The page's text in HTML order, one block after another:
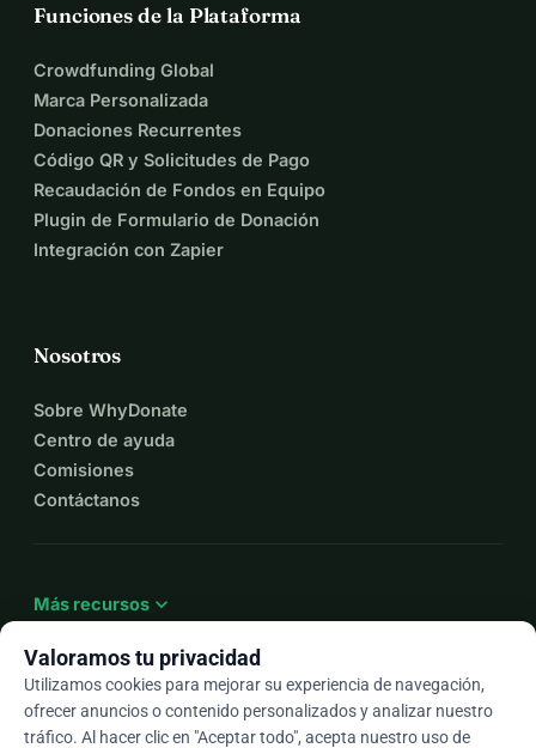
Funciones de la Plataforma
Crowdfunding Global
Marca Personalizada
Donaciones Recurrentes
Código QR y Solicitudes de Pago
Recaudación de Fondos en Equipo
Plugin de Formulario de Donación
Integración con Zapier
Nosotros
Sobre WhyDonate
Centro de ayuda
Comisiones
Contáctanos
Más recursos expand_more
Esarrow_drop_down
Valoramos tu privacidad
Utilizamos cookies para mejorar su experiencia de navegación,
ofrecer anuncios o contenido personalizados y analizar nuestro
tráfico. Al hacer clic en "Aceptar todo", acepta nuestro uso de